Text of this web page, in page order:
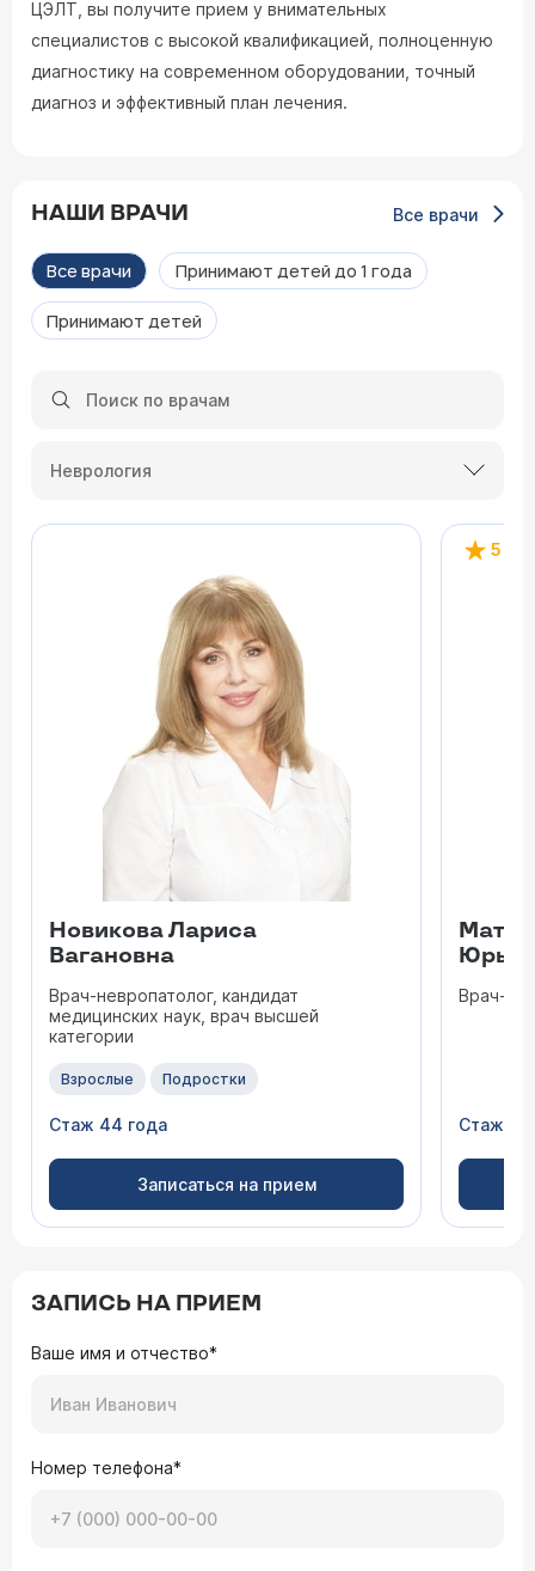
ЦЭЛТ, вы получите прием у внимательных
специалистов с высокой квалификацией, полноценную
диагностику на современном оборудовании, точный
диагноз и эффективный план лечения.
НАШИ ВРАЧИ Все врачи
Все врачи Принимают детей до 1 года
Принимают детей
Неврология
Новикова Лариса
Вагановна
Врач-невропатолог, кандидат
медицинских наук, врач высшей
категории
Взрослые Подростки
Стаж 44 года
Записаться на прием
5
Врач-
Стаж 28
ЗАПИСЬ НА ПРИЕМ
Ваше имя и отчество*
Номер телефона*